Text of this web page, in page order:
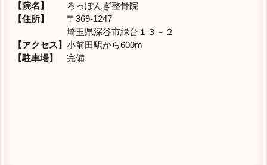
【院名】
ろっぽんぎ整骨院
【住所】
〒369-1247
埼玉県深谷市緑台１３－２
【アクセス】 小前田駅から600m
【駐車場】
完備